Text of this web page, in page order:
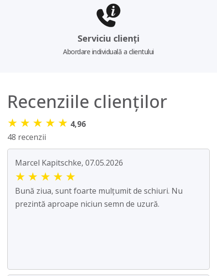
Serviciu clienți
Abordare individuală a clientului
Recenziile clienților
★ ★ ★ ★ ★ 4,96
48 recenzii
Marcel Kapitschke, 07.05.2026
★ ★ ★ ★ ★
Bună ziua, sunt foarte mulțumit de schiuri. Nu
prezintă aproape niciun semn de uzură.